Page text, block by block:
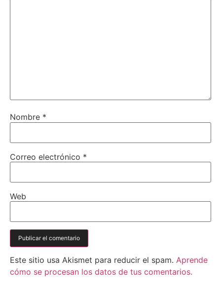
Nombre *
Correo electrónico *
Web
Este sitio usa Akismet para reducir el spam. Aprende
cómo se procesan los datos de tus comentarios.